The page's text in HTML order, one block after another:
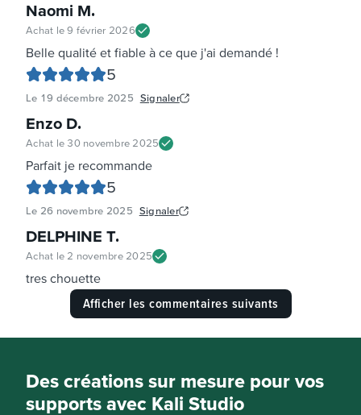
Naomi M.
Achat le9 février 2026
Belle qualité et fiable à ce que j'ai demandé !
5
Le 19 décembre 2025 Signaler
Enzo D.
Achat le 30 novembre 2025
Parfait je recommande
5
Le 26 novembre 2025 Signaler
DELPHINE T.
Achat le 2 novembre 2025
tres chouette
Afficher les commentaires suivants
Des créations sur mesure pour vos
supports avec Kali Studio